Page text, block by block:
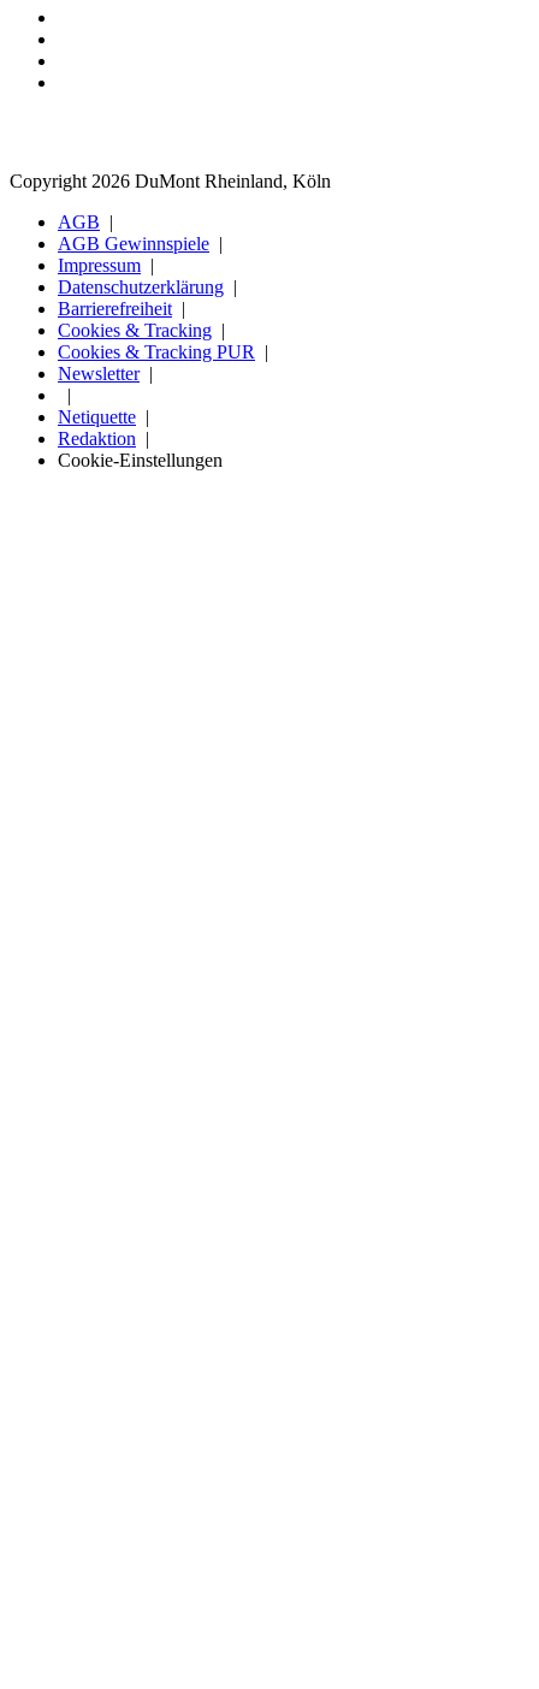
Copyright 2026 DuMont Rheinland, Köln
AGB
AGB Gewinnspiele
Impressum
Datenschutzerklärung
Barrierefreiheit
Cookies & Tracking
Cookies & Tracking PUR
Newsletter
Netiquette
Redaktion
Cookie-Einstellungen